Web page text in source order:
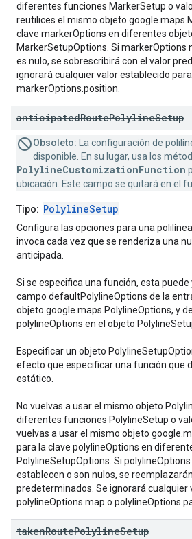
diferentes funciones MarkerSetup o
reutilices el mismo objeto
clave markerOptions en diferentes
MarkerSetupOptions. Si markerOptions
es nulo, se sobrescribirá con el valor
ignorará cualquier valor establecido
markerOptions.position.
anticipatedRoutePolylineSetup
Obsoleto: La configuración de
disponible. En su lugar, usa los
PolylineCustomizationFunction
ubicación. Este campo se quitará en el
Tipo: PolylineSetup
Configura las opciones para una
invoca cada vez que se renderiza una
anticipada.
Si se especifica una función, esta puede
campo defaultPolylineOptions de la
objeto google.maps.PolylineOptions, y
polylineOptions en el objeto
Especificar un objeto
efecto que especificar una función que
estático.
No vuelvas a usar el mismo objeto
diferentes funciones PolylineSetup o
vuelvas a usar el mismo objeto
para la clave polylineOptions en
PolylineSetupOptions. Si
establecen o son nulos, se
predeterminados. Se ignorará cualquier
polylineOptions.map o
takenRoutePolylineSetup